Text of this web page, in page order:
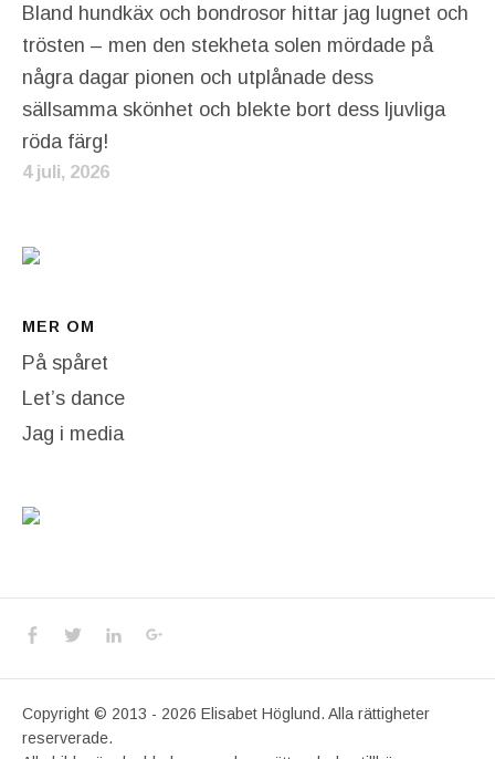
Bland hundkäx och bondrosor hittar jag lugnet och
trösten – men den stekheta solen mördade på
några dagar pionen och utplånade dess
sällsamma skönhet och blekte bort dess ljuvliga
röda färg!
4 juli, 2026
MER OM
På spåret
Let’s dance
Jag i media
Social Media Profiles
Facebook
TwitterLinkedIn
Copyright © 2013 - 2026 Elisabet Höglund. Alla rättigheter
reserverade.